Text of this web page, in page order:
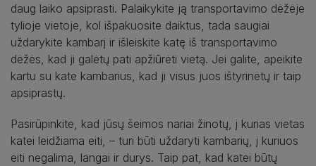
daug laiko apsiprasti. Palaikykite ją transportavimo dėžėje
tylioje vietoje, kol išpakuosite daiktus, tada saugiai
uždarykite kambarį ir išleiskite katę iš transportavimo
dėžės, kad ji galėtų pati apžiūrėti vietą. Jei galite, apeikite
kartu su kate kambarius, kad ji visus juos ištyrinėtų ir taip
apsiprastų.
Pasirūpinkite, kad jūsų šeimos nariai žinotų, į kurias vietas
katei leidžiama eiti, – turi būti uždaryti kambarių, į kuriuos
eiti negalima, langai ir durys. Taip pat, kad katei būtų